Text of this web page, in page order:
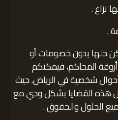
نزاع .
.
حلها بدون خصومات أو
المحاكم، فيمكنكم
شخصية في الرياض. حيث
هذه القضايا بشكل ودي مع
الحلول والحقوق .